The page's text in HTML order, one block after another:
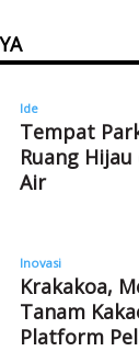
Ide
Tempat
Ruang
Air
Inovasi
Krakakoa,
Tanam
Platform